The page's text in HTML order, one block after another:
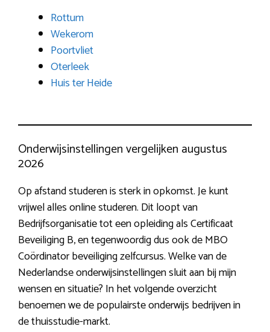
Rottum
Wekerom
Poortvliet
Oterleek
Huis ter Heide
Onderwijsinstellingen vergelijken augustus
2026
Op afstand studeren is sterk in opkomst. Je kunt
vrijwel alles online studeren. Dit loopt van
Bedrijfsorganisatie tot een opleiding als Certificaat
Beveiliging B, en tegenwoordig dus ook de MBO
Coördinator beveiliging zelfcursus. Welke van de
Nederlandse onderwijsinstellingen sluit aan bij mijn
wensen en situatie? In het volgende overzicht
benoemen we de populairste onderwijs bedrijven in
de thuisstudie-markt.